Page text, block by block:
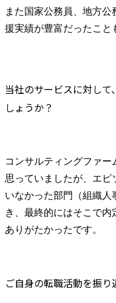
また国家公務員、地方
援実績が豊富だったこと
当社のサービスに対し
しょうか？
コンサルティングファー
思っていましたが、エピ
いなかった部門（組織
き、最終的にはそこで
ありがたかったです。
ご自身の転職活動を振り